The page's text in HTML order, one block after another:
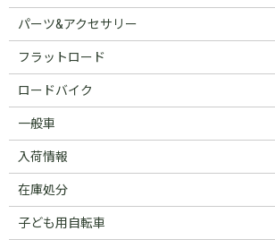
パーツ&アクセサリー
フラットロード
ロードバイク
一般車
入荷情報
在庫処分
子ども用自転車